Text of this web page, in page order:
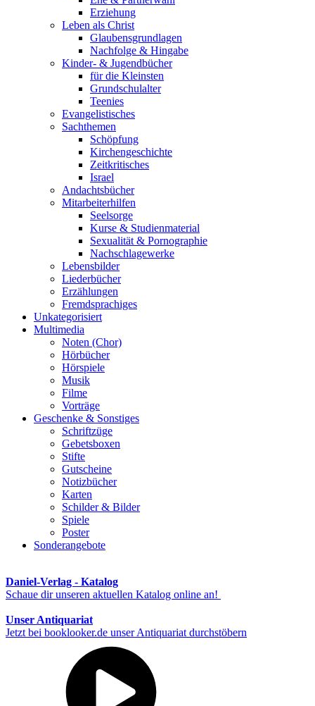
Erziehung
Leben als Christ
Glaubensgrundlagen
Nachfolge & Hingabe
Kinder- & Jugendbücher
für die Kleinsten
Grundschulalter
Teenies
Evangelistisches
Sachthemen
Schöpfung
Kirchengeschichte
Zeitkritisches
Israel
Andachtsbücher
Mitarbeiterhilfen
Seelsorge
Kurse & Studienmaterial
Sexualität & Pornographie
Nachschlagewerke
Lebensbilder
Liederbücher
Erzählungen
Fremdsprachiges
Unkategorisiert
Multimedia
Noten (Chor)
Hörbücher
Hörspiele
Musik
Filme
Vorträge
Geschenke & Sonstiges
Schriftzüge
Gebetsboxen
Stifte
Gutscheine
Notizbücher
Karten
Schilder & Bilder
Spiele
Poster
Sonderangebote
Daniel-Verlag - Katalog
Schaue dir unseren aktuellen Katalog online an!
Unser Antiquariat
Jetzt bei booklooker.de unser Antiquariat durchstöbern